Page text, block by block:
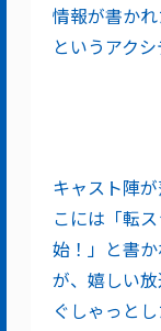
情報が書か
というアク
キャスト陣
こには「転
始！」と書
が、嬉しい
ぐしゃっと